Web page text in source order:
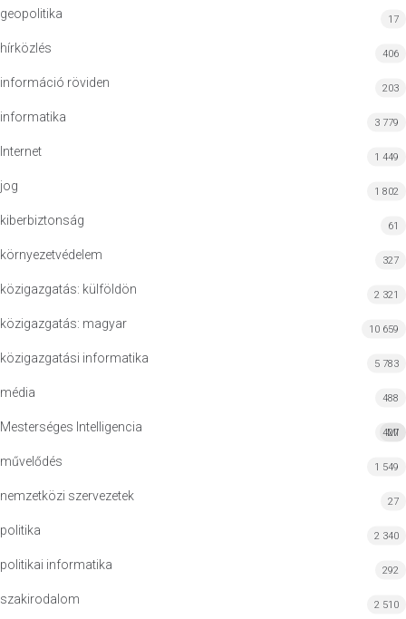
geopolitika 17
hírközlés 406
információ röviden 203
informatika 3 779
Internet 1 449
jog 1 802
kiberbiztonság 61
környezetvédelem 327
közigazgatás: külföldön 2 321
közigazgatás: magyar 10 659
közigazgatási informatika 5 783
média 488
Mesterséges Intelligencia MI
427
művelődés 1 549
nemzetközi szervezetek 27
politika 2 340
politikai informatika 292
szakirodalom 2 510